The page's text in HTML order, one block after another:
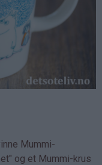
Mummi-
og et Mummi-krus